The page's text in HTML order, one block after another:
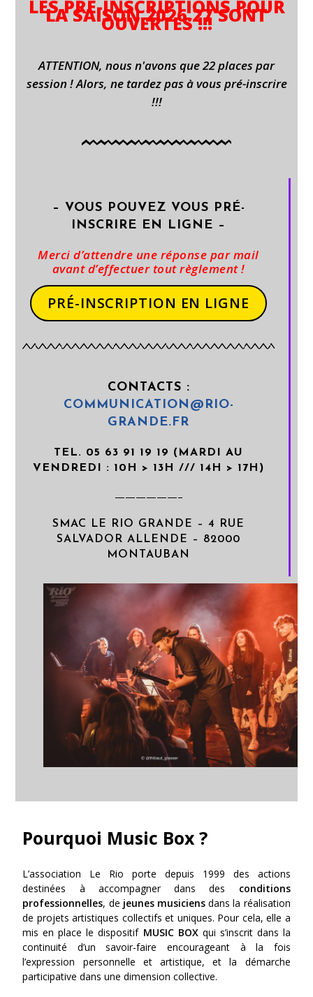
LESPRÉ-INSCRIPTIONS POUR
LA SAISON 2026.27 SONT
OUVERTES !!!
ATTENTION, nous n'avons que 22 places par
session ! Alors, ne tardez pas à vous pré-inscrire
!!!
– VOUS POUVEZ VOUS PRÉ-
INSCRIRE EN LIGNE –
Merci d’attendre une réponse par mail
avant d’effectuer tout règlement !​
PRÉ-INSCRIPTION EN LIGNE
CONTACTS :
COMMUNICATION@RIO-
GRANDE.FR
TEL. 05 63 91 19 19 (MARDI AU
VENDREDI : 10H > 13H /// 14H > 17H)
——————–
SMAC LE RIO GRANDE – 4 RUE
SALVADOR ALLENDE – 82000
MONTAUBAN
Pourquoi Music Box ?
L’association Le Rio porte depuis 1999 des actions
destinées à accompagner dans des conditions
professionnelles, de jeunes musiciens dans la réalisation
de projets artistiques collectifs et uniques. Pour cela, elle a
mis en place le dispositif MUSIC BOXqui s’inscrit dans la
continuité d’un savoir-faire encourageant à la fois
l’expression personnelle et artistique, et la démarche
participative dans une dimension collective.